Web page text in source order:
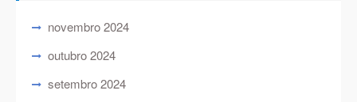
novembro 2024
outubro 2024
setembro 2024